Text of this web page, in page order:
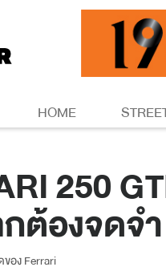
HOME
250
ต้องจดจ
อง Ferrari